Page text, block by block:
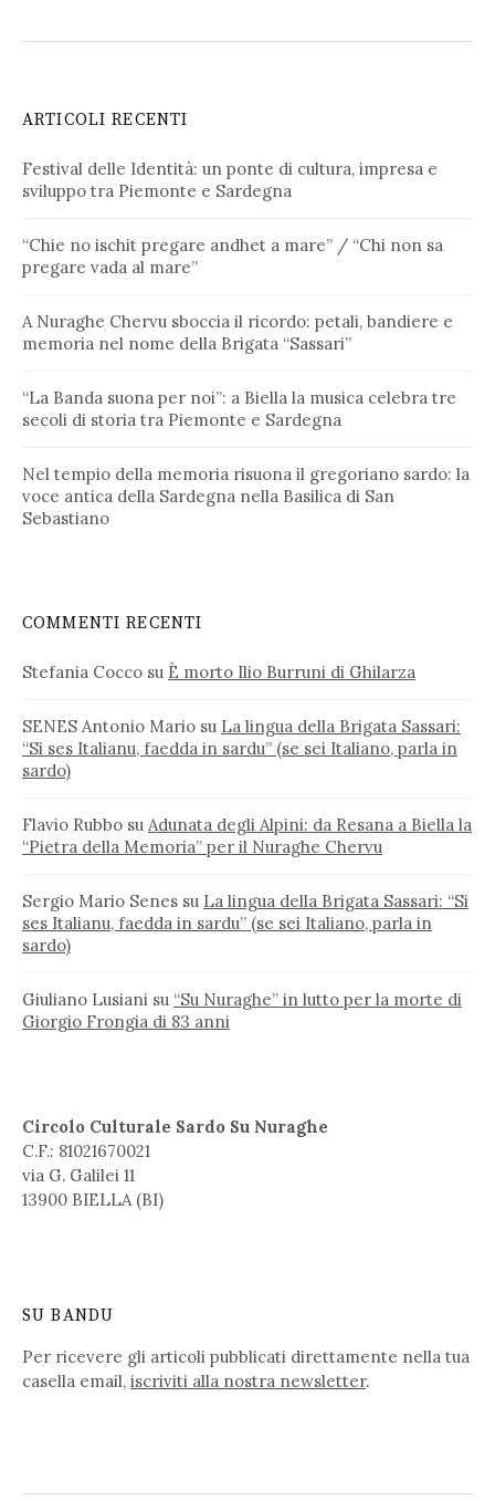
ARTICOLI RECENTI
Festival delle Identità: un ponte di cultura, impresa e
sviluppo tra Piemonte e Sardegna
“Chie no ischit pregare andhet a mare” / “Chi non sa
pregare vada al mare”
A Nuraghe Chervu sboccia il ricordo: petali, bandiere e
memoria nel nome della Brigata “Sassari”
“La Banda suona per noi”: a Biella la musica celebra tre
secoli di storia tra Piemonte e Sardegna
Nel tempio della memoria risuona il gregoriano sardo: la
voce antica della Sardegna nella Basilica di San
Sebastiano
COMMENTI RECENTI
Stefania Cocco su È morto Ilio Burruni di Ghilarza
SENES Antonio Mario su La lingua della Brigata Sassari:
“Si ses Italianu, faedda in sardu” (se sei Italiano, parla in
sardo)
Flavio Rubbo su Adunata degli Alpini: da Resana a Biella la
“Pietra della Memoria” per il Nuraghe Chervu
Sergio Mario Senes su La lingua della Brigata Sassari: “Si
ses Italianu, faedda in sardu” (se sei Italiano, parla in
sardo)
Giuliano Lusiani su “Su Nuraghe” in lutto per la morte di
Giorgio Frongia di 83 anni
Circolo Culturale Sardo Su Nuraghe
C.F.: 81021670021
via G. Galilei 11
13900 BIELLA (BI)
SU BANDU
Per ricevere gli articoli pubblicati direttamente nella tua
casella email, iscriviti alla nostra newsletter.